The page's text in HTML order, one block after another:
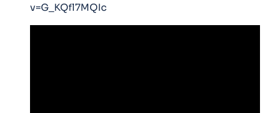
v=G_KQfl7MQIc